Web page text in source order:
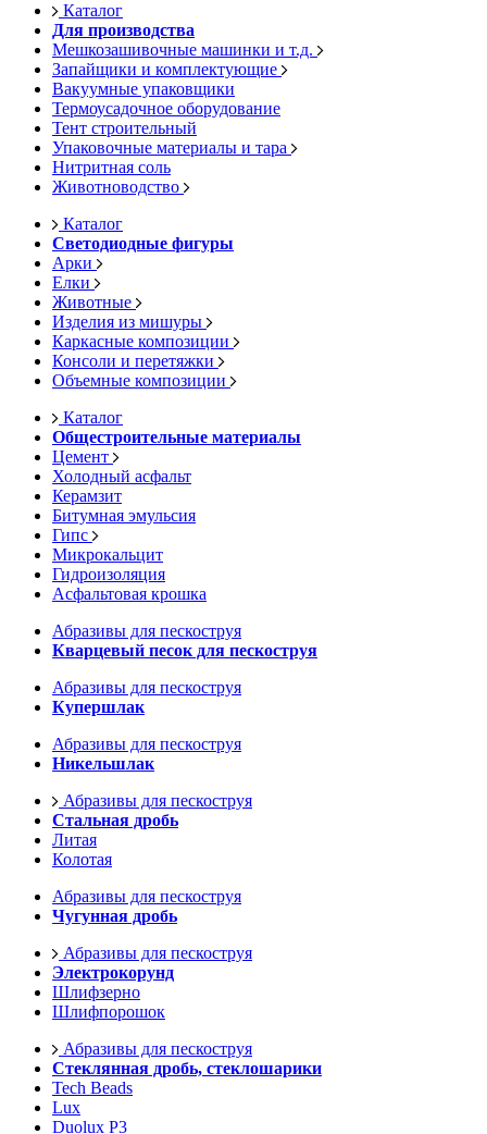
Каталог
Для производства
Мешкозашивочные машинки и т.д.
Запайщики и комплектующие
Вакуумные упаковщики
Термоусадочное оборудование
Тент строительный
Упаковочные материалы и тара
Нитритная соль
Животноводство
Каталог
Светодиодные фигуры
Арки
Елки
Животные
Изделия из мишуры
Каркасные композиции
Консоли и перетяжки
Объемные композиции
Каталог
Общестроительные материалы
Цемент
Холодный асфальт
Керамзит
Битумная эмульсия
Гипс
Микрокальцит
Гидроизоляция
Асфальтовая крошка
Абразивы для пескоструя
Кварцевый песок для пескоструя
Абразивы для пескоструя
Купершлак
Абразивы для пескоструя
Никельшлак
Абразивы для пескоструя
Стальная дробь
Литая
Колотая
Абразивы для пескоструя
Чугунная дробь
Абразивы для пескоструя
Электрокорунд
Шлифзерно
Шлифпорошок
Абразивы для пескоструя
Стеклянная дробь, стеклошарики
Tech Beads
Lux
Duolux P3